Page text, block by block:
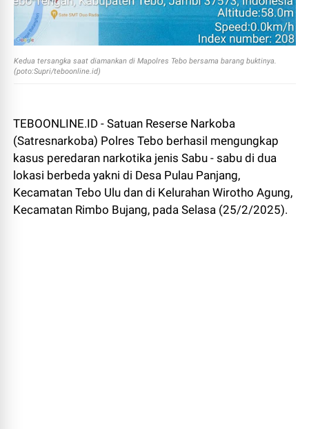
Kedua tersangka saat diamankan di Mapolres Tebo bersama barang buktinya.
(poto:Supri/teboonline.id)
TEBOONLINE.ID - Satuan Reserse Narkoba
(Satresnarkoba) Polres Tebo berhasil mengungkap
kasus peredaran narkotika jenis Sabu - sabu di dua
lokasi berbeda yakni di Desa Pulau Panjang,
Kecamatan Tebo Ulu dan di Kelurahan Wirotho Agung,
Kecamatan Rimbo Bujang, pada Selasa (25/2/2025).